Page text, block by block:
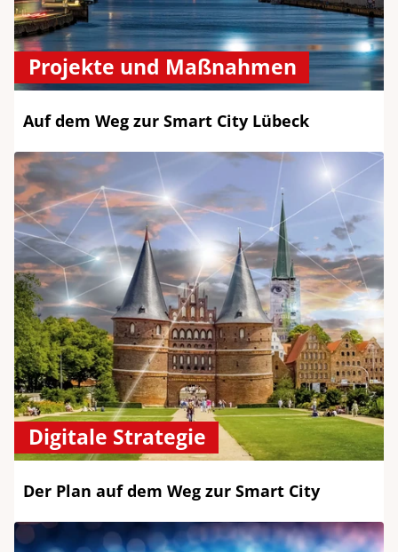
Projekte und Maßnahmen
Auf dem Weg zur Smart City Lübeck
Digitale Strategie
Der Plan auf dem Weg zur Smart City